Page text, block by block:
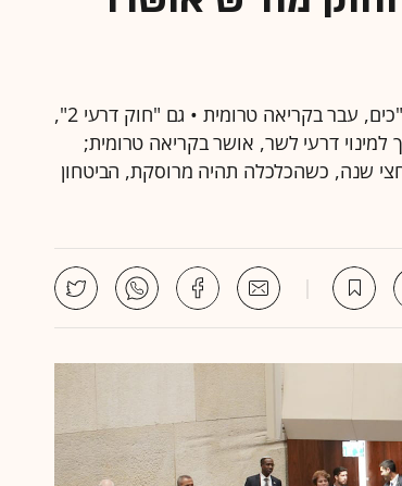
החוק לפיו הכנסת תוכל לחוקק מחדש חוקים שייפסלו, ברוב של 61 ח"כים, עבר בקריאה טרומית • גם "חוק דרעי 2",
למינוי דרעי לשר, אושר בקריאה טרומית;
שנה, כשהכלכלה תהיה מרוסקת, הביטחון